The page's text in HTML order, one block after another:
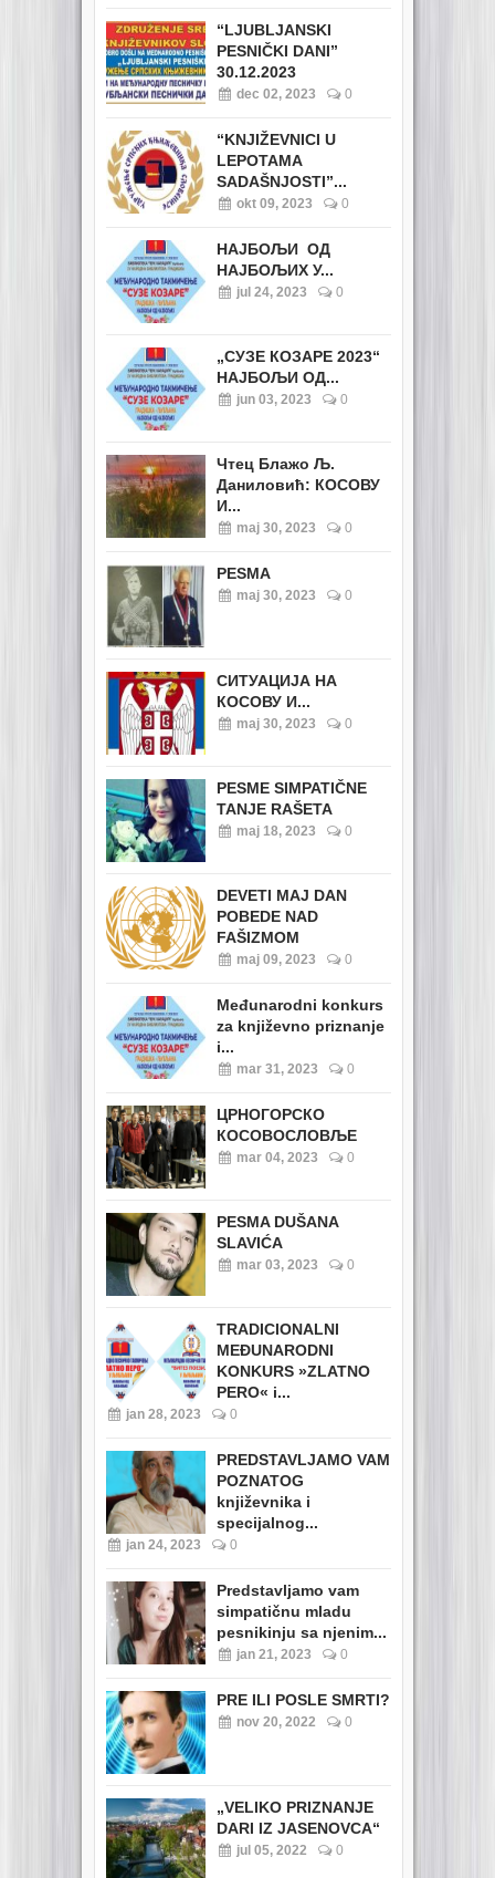
“LJUBLJANSKI
PESNIČKI DANI”
30.12.2023
dec 02, 2023 0
“KNJIŽEVNICI U
LEPOTAMA
SADAŠNJOSTI”...
okt 09, 2023 0
НАЈБОЉИ ОД
НАЈБОЉИХ У...
jul 24, 2023 0
„СУЗЕ КОЗАРЕ 2023“
НАЈБОЉИ ОД...
jun 03, 2023 0
Чтец Блажо Љ.
Даниловић: КОСОВУ
И...
maj 30, 2023 0
PESMA
maj 30, 2023 0
СИТУАЦИЈА НА
КОСОВУ И...
maj 30, 2023 0
PESME SIMPATIČNE
TANJE RAŠETA
maj 18, 2023 0
DEVETI MAJ DAN
POBEDE NAD
FAŠIZMOM
maj 09, 2023 0
Međunarodni konkurs
za književno priznanje
i...
mar 31, 2023 0
ЦРНОГОРСКО
КОСОВОСЛОВЉЕ
mar 04, 2023 0
PESMA DUŠANA
SLAVIĆA
mar 03, 2023 0
TRADICIONALNI
MEĐUNARODNI
KONKURS »ZLATNO
PERO« i...
jan 28, 2023 0
PREDSTAVLJAMO VAM
POZNATOG
književnika i
specijalnog...
jan 24, 2023 0
Predstavljamo vam
simpatičnu mladu
pesnikinju sa njenim...
jan 21, 2023 0
PRE ILI POSLE SMRTI?
nov 20, 2022 0
„VELIKO PRIZNANJE
DARI IZ JASENOVCA“
jul 05, 2022 0